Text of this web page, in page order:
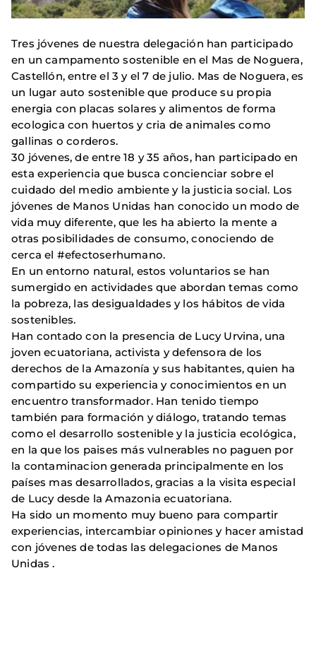
Tres jóvenes de nuestra delegación han participado
en un campamento sostenible en el Mas de Noguera,
Castellón, entre el 3 y el 7 de julio. Mas de Noguera, es
un lugar auto sostenible que produce su propia
energia con placas solares y alimentos de forma
ecologica con huertos y cria de animales como
gallinas o corderos.
30 jóvenes, de entre 18 y 35 años, han participado en
esta experiencia que busca concienciar sobre el
cuidado del medio ambiente y la justicia social. Los
jóvenes de Manos Unidas han conocido un modo de
vida muy diferente, que les ha abierto la mente a
otras posibilidades de consumo, conociendo de
cerca el #efectoserhumano.
En un entorno natural, estos voluntarios se han
sumergido en actividades que abordan temas como
la pobreza, las desigualdades y los hábitos de vida
sostenibles.
Han contado con la presencia de Lucy Urvina, una
joven ecuatoriana, activista y defensora de los
derechos de la Amazonía y sus habitantes, quien ha
compartido su experiencia y conocimientos en un
encuentro transformador. Han tenido tiempo
también para formación y diálogo, tratando temas
como el desarrollo sostenible y la justicia ecológica,
en la que los paises más vulnerables no paguen por
la contaminacion generada principalmente en los
países mas desarrollados, gracias a la visita especial
de Lucy desde la Amazonia ecuatoriana.
Ha sido un momento muy bueno para compartir
experiencias, intercambiar opiniones y hacer amistad
con jóvenes de todas las delegaciones de Manos
Unidas .